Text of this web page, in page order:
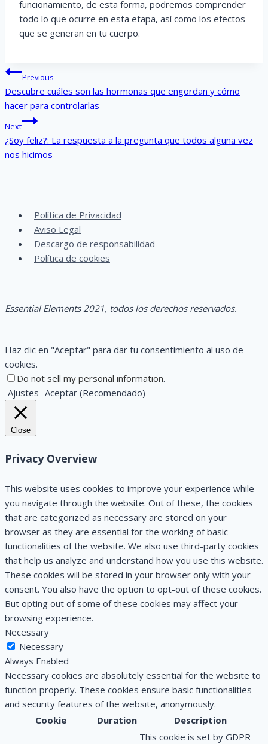
funcionamiento, de esta forma, podremos comprender
todo lo que ocurre en esta etapa, así como los efectos
que se generan en tu cuerpo.
Post
navigation
Previous
Descubre cuáles son las hormonas que engordan y cómo
hacer para controlarlas
Next
¿Soy feliz?: La respuesta a la pregunta que todos alguna vez
nos hicimos
Política de Privacidad
Aviso Legal
Descargo de responsabilidad
Política de cookies
EssentialElements2021, todos los derechos reservados.
Haz clic en "Aceptar" para dar tu consentimiento al uso de
cookies.
Do not sell my personal information.
Ajustes Aceptar (Recomendado)
Close
Privacy Overview
This website uses cookies to improve your experience while
you navigate through the website. Out of these, the cookies
that are categorized as necessary are stored on your
browser as they are essential for the working of basic
functionalities of the website. We also use third-party cookies
that help us analyze and understand how you use this website.
These cookies will be stored in your browser only with your
consent. You also have the option to opt-out of these cookies.
But opting out of some of these cookies may affect your
browsing experience.
Necessary
Necessary
Always Enabled
Necessary cookies are absolutely essential for the website to
function properly. These cookies ensure basic functionalities
and security features of the website, anonymously.
Cookie
Duration Description
This cookie is set by GDPR